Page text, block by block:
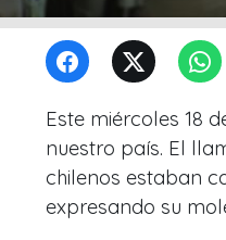
Este miércoles 18
nuestro país. El
chilenos estaban
expresando su